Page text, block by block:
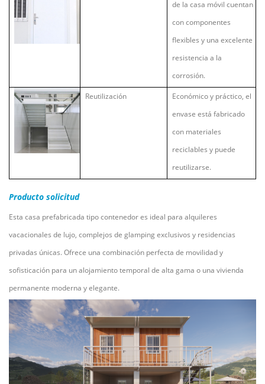
de la casa móvil cuentan
con componentes
flexibles y una excelente
resistencia a la
corrosión.
Reutilización
Económico y práctico, el
envase está fabricado
con materiales
reciclables y puede
reutilizarse.
Producto solicitud
Esta casa prefabricada tipo contenedor es ideal para alquileres
vacacionales de lujo, complejos de glamping exclusivos y residencias
privadas únicas. Ofrece una combinación perfecta de movilidad y
sofisticación para un alojamiento temporal de alta gama o una vivienda
permanente moderna y elegante.